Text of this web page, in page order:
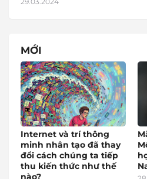
MỚI
Internet và trí thông
minh nhân tạo đã thay
đổi cách chúng ta tiếp
thu kiến thức như thế
nào?